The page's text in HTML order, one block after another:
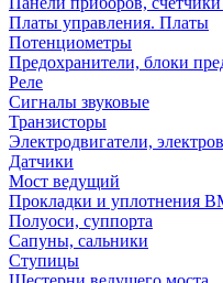
Платы управления. Платы
Потенциометры
Предохранители, блоки
Реле
Сигналы звуковые
Транзисторы
Электродвигатели,
Датчики
Мост ведущий
Прокладки и уплотнения
Полуоси, суппорта
Сапуны, сальники
Ступицы